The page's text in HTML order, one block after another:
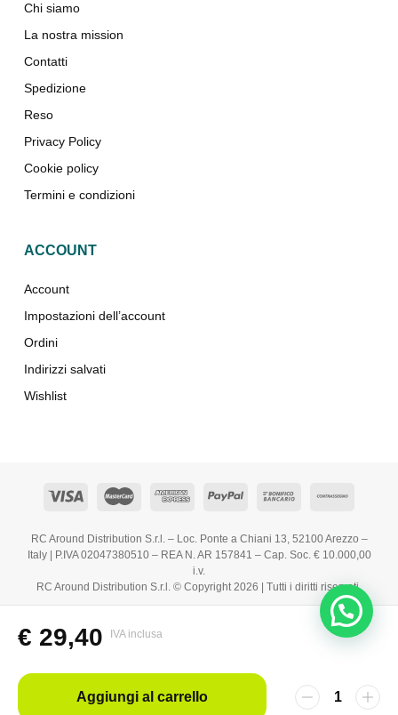
€ 29,40 IVA inclusa
Aggiungi al carrello
Chi siamo
La nostra mission
Contatti
Spedizione
Reso
Privacy Policy
Cookie policy
Termini e condizioni
ACCOUNT
Account
Impostazioni dell’account
Ordini
Indirizzi salvati
Wishlist
RC Around Distribution S.r.l. – Loc. Ponte a Chiani 13, 52100 Arezzo –
Italy | P.IVA 02047380510 – REA N. AR 157841 – Cap. Soc. € 10.000,00
i.v.
RC Around Distribution S.r.l. © Copyright 2026 | Tutti i diritti riservati.